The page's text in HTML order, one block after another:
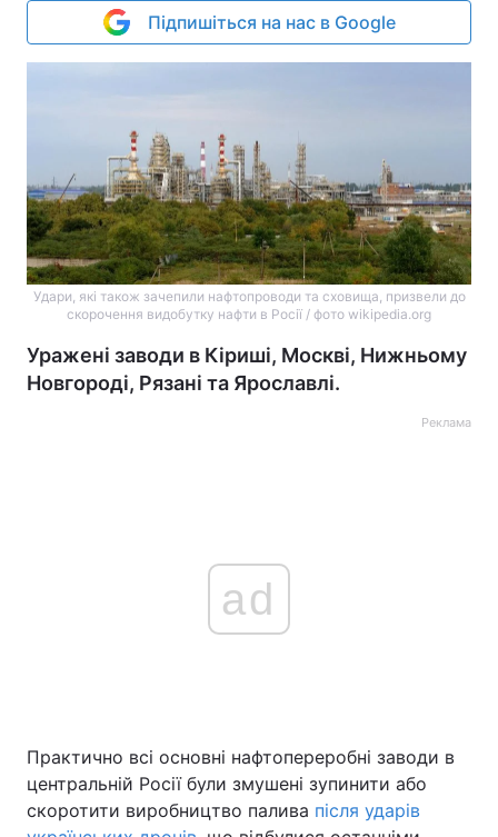
Підпишіться на нас в Google
Удари, які також зачепили нафтопроводи та сховища, призвели до
скорочення видобутку нафти в Росії / фото wikipedia.org
Уражені заводи в Кіриші, Москві, Нижньому
Новгороді, Рязані та Ярославлі.
Реклама
ad
Практично всі основні нафтопереробні заводи в
центральній Росії були змушені зупинити або
скоротити виробництво палива після ударів